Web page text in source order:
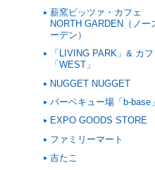
薪窯ピッツァ・カフェ
NORTH GARDEN（ノー
ーデン）
「LIVING PARK」& カ
「WEST」
NUGGET NUGGET
バーベキュー場「b-base
EXPO GOODS STORE
ファミリーマート
吉たこ